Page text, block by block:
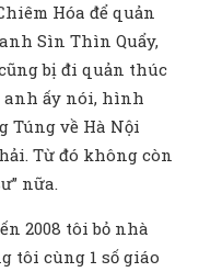
Hóa để quản
Sìn Thìn Quẩy,
bị đi quản thúc
anh ấy nói, hình
Túng về Hà Nội
Từ đó không còn
nữa.
2008 tôi bỏ nhà
tôi cùng 1 số giáo